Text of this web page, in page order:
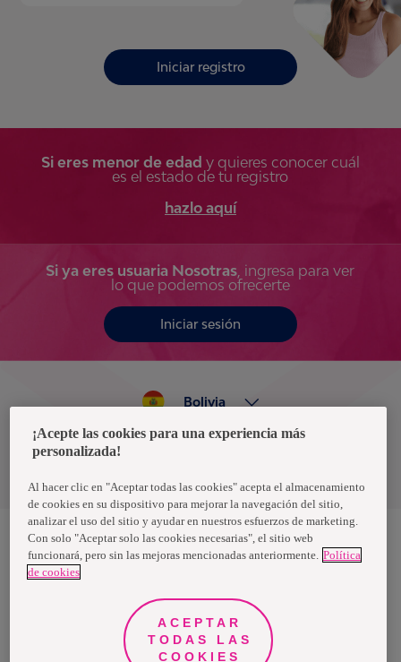
Iniciar registro
Si eres menor de edad y quieres conocer cuál
es el estado de tu registro
hazlo aquí
Si ya eres usuaria Nosotras, ingresa para ver
lo que podemos ofrecerte
Iniciar sesión
Política de privacidad de datos
Bolivia
Nosotras, una marca de Essity - una compañía global líder en
higiene y salud. Cada día, mil millones de personas, en todo el
propósito es romper barreras por el bienestar en beneficio de
consumidores, pacientes, cuidadores, clientes y la sociedad en
general. Vendemos en aproximadamente 150 países bajo las
principales marcas globales TENA y Tork, así como otras marcas
como Actimove, Cutimed, JOBST, Knix, Leukoplast, Libero, Libresse,
¡Acepte las cookies para una experiencia más
personalizada!
Al hacer clic en "Aceptar todas las cookies" acepta el almacenamiento
de cookies en su dispositivo para mejorar la navegación del sitio,
analizar el uso del sitio y ayudar en nuestros esfuerzos de marketing.
Con solo "Aceptar solo las cookies necesarias", el sitio web
funcionará, pero sin las mejoras mencionadas anteriormente. Política
de cookies
ACEPTAR
TODAS LAS
COOKIES